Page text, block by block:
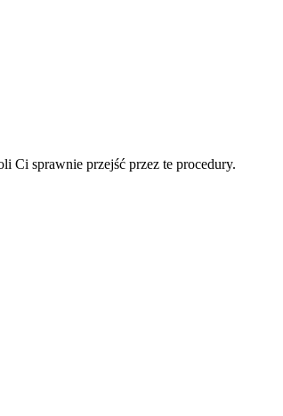
Ci sprawnie przejść przez te procedury.